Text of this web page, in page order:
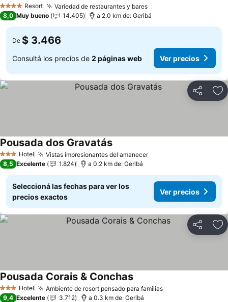
4 EstrellasResort Variedad de restaurantes y baresVer precios
8,0 Muy bueno 14.405 a 2.0 km de: Geribá
De $ 3.466
Consultá los precios de 2 páginas web Ver precios
Compartir
3 Estrellas
Hotel Vistas impresionantes del amanecerVer precios
Pousada dos GravatásVer precios
8,5 Excelente 1.824 a 0.2 km de: Geribá
Seleccioná las fechas para ver los
precios exactos
Ver precios
Compartir
3 Estrellas
Hotel Ambiente de resort pensado para familiasVer precios
Pousada Corais & ConchasVer precios
9,4 Excelente 3.712 a 0.3 km de: Geribá